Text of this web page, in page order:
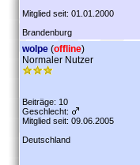
Mitglied seit: 01.01.2000
Brandenburg
wolpe (offline)
Normaler Nutzer
Beiträge: 10
Geschlecht:
Mitglied seit: 09.06.2005
Deutschland